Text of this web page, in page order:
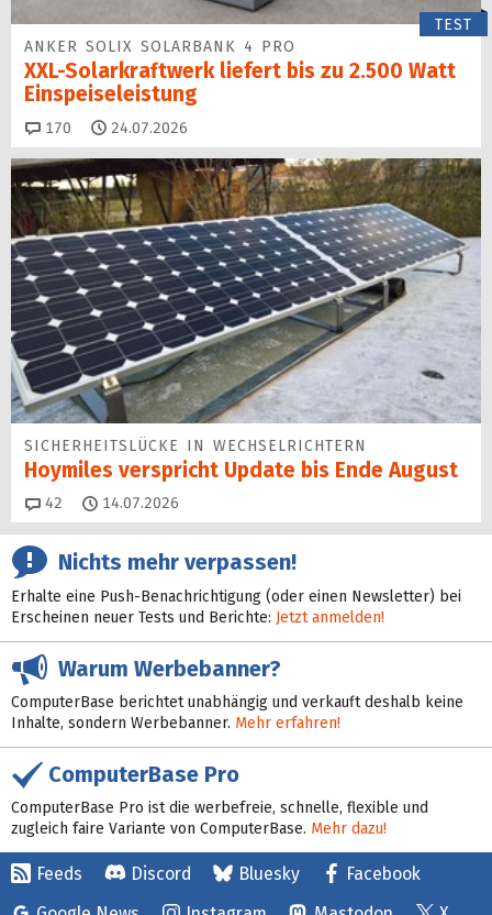
TEST
ANKER SOLIX SOLARBANK 4 PRO
XXL-Solarkraftwerk liefert bis zu 2.500 Watt
Einspeise­leistung
170 Kommentare
24.07.2026
SICHERHEITS­LÜCKE IN WECHSEL­RICHTERN
Hoymiles verspricht Update bis Ende August
42 Kommentare
14.07.2026
Nichts mehr verpassen!
Erhalte eine Push-Benachrichtigung (oder einen Newsletter) bei
Erscheinen neuer Tests und Berichte: Jetzt anmelden!
Warum Werbebanner?
ComputerBase berichtet unabhängig und verkauft deshalb keine
Inhalte, sondern Werbebanner. Mehr erfahren!
ComputerBase Pro
ComputerBase Pro ist die werbefreie, schnelle, flexible und
zugleich faire Variante von ComputerBase. Mehr dazu!
Feeds Discord Bluesky
Facebook